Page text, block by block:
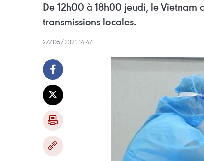
De 12h00 à 18h00 jeudi, le Vietnam
transmissions locales.
27/05/2021 14:47